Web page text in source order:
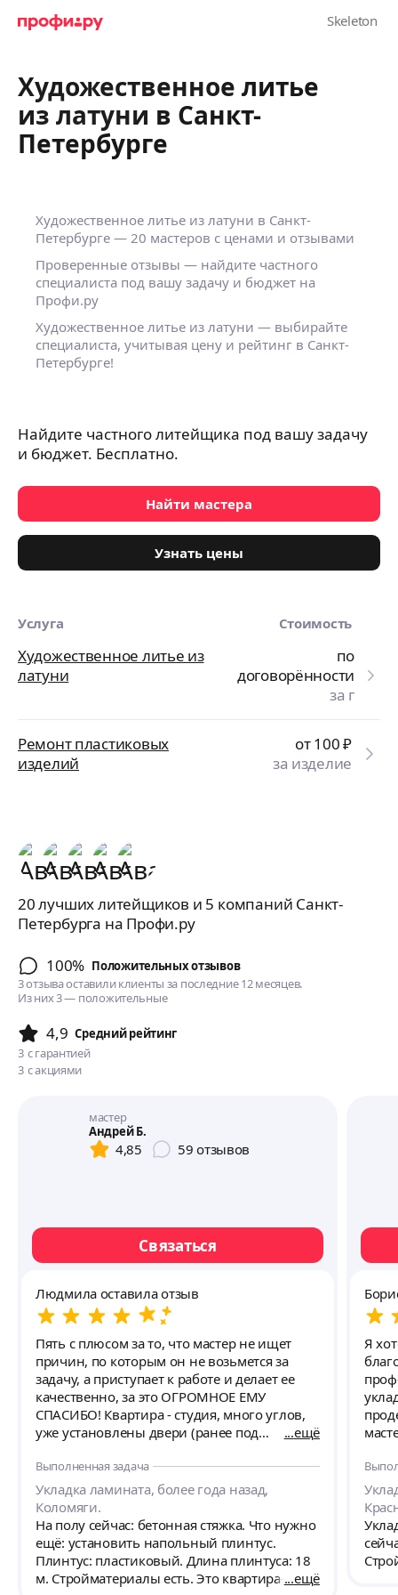
Художественное литье
из латуни в Санкт-
Петербурге
Художественное литье из латуни в Санкт-
Петербурге — 20 мастеров с ценами и отзывами
Проверенные отзывы — найдите частного
специалиста под вашу задачу и бюджет на
Профи.ру
Художественное литье из латуни — выбирайте
специалиста, учитывая цену и рейтинг в Санкт-
Петербурге!
Найдите частного литейщика под вашу задачу
и бюджет. Бесплатно.
Найти мастера
Узнать цены
Услуга Стоимость
Художественное литье из
латуни
по
договорённости
за г
Ремонт пластиковых
изделий
от 100₽
за изделие
20 лучших литейщиков и 5 компаний Санкт-
Петербурга на Профи.ру
100% Положительных отзывов
3 отзыва оставили клиенты за последние 12 месяцев.
Из них 3 — положительные
4,9 Cредний рейтинг
3 с гарантией
3 с акциями
мастер
Андрей Б.
4,85 59 отзывов
Связаться
Людмила оставила отзыв
Пять с плюсом за то, что мастер не ищет
причин, по которым он не возьмется за
задачу, а приступает к работе и делает ее
качественно, за это ОГРОМНОЕ ЕМУ
СПАСИБО! Квартира - студия, много углов,
уже установлены двери (ранее под
работа с подгоном ламината под все углы,
косяки дверей и т.д., + плинтус так же под
все эти изгибы. Быстро откликнулся, всегда
на связи, оперативно подсказал, что нужно
докупить, отвечает на все уточняющие
вопросы, присылает фото по этапам
выполнения работы. Цена за работу -
ещё
Выполненная задача
Укладка ламината, более года назад,
Коломяги.
На полу сейчас: бетонная стяжка. Что нужно
ещё: установить напольный плинтус.
Плинтус: пластиковый. Длина плинтуса: 18
м. Стройматериалы есть. Это квартира-
ещё
Я
его